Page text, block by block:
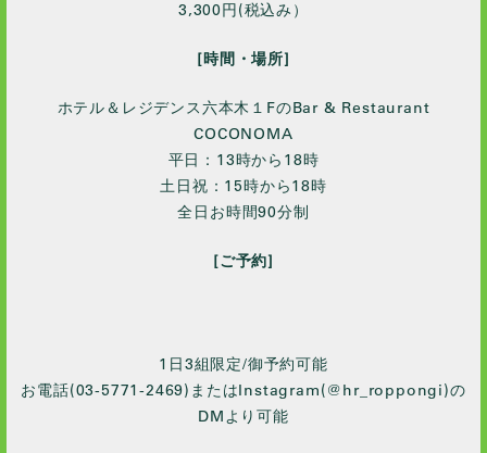
3,300円(税込み）
[時間・場所]
ホテル＆レジデンス六本木１FのBar & Restaurant
COCONOMA
平日：13時から18時
土日祝：15時から18時
全日お時間90分制
[ご予約]
1日3組限定/御予約可能
お電話(03-5771-2469)またはInstagram(@hr_roppongi)の
DMより可能